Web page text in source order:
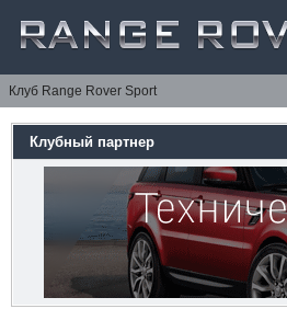
Клуб Range Rover Sport
Клубный партнер